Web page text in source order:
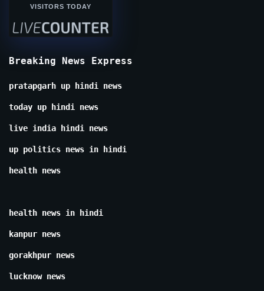
VISITORS TODAY
Breaking News Express
pratapgarh up hindi news
today up hindi news
live india hindi news
up politics news in hindi
health news
health news in hindi
kanpur news
gorakhpur news
lucknow news